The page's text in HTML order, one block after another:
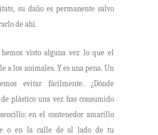
su daño es permanente salvo
de ahí.
hemos visto alguna vez lo que el
a los animales. Y es una pena. Un
evitar fácilmente. ¿Dónde
plástico una vez has consumido
en el contenedor amarillo
o en la calle de al lado de tu